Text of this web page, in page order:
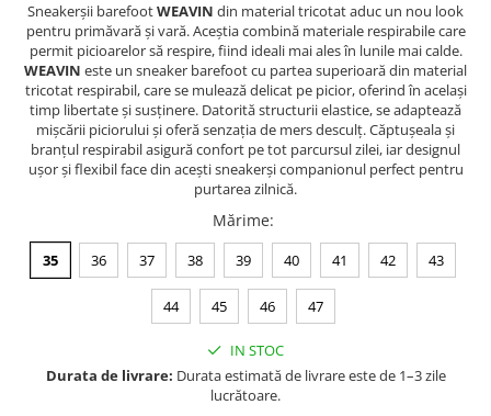
Sneakerșii barefootWEAVIN din material tricotat aduc un nou look
pentru primăvară și vară. Aceștia combină materiale respirabile care
permit picioarelor să respire, fiind ideali mai ales în lunile mai calde.
WEAVIN este un sneaker barefoot cu partea superioară din material
tricotat respirabil, care se mulează delicat pe picior, oferind în același
timp libertate și susținere. Datorită structurii elastice, se adaptează
mișcării piciorului și oferă senzația de mers desculț. Căptușeala și
branțul respirabil asigură confort pe tot parcursul zilei, iar designul
ușor și flexibil face din acești sneakerși companionul perfect pentru
purtarea zilnică.
Mărime:
35 36 37 38 39 40 41 42 43
44 45 46 47
IN STOC
Durata de livrare: Durata estimată de livrare este de 1–3 zile
lucrătoare.